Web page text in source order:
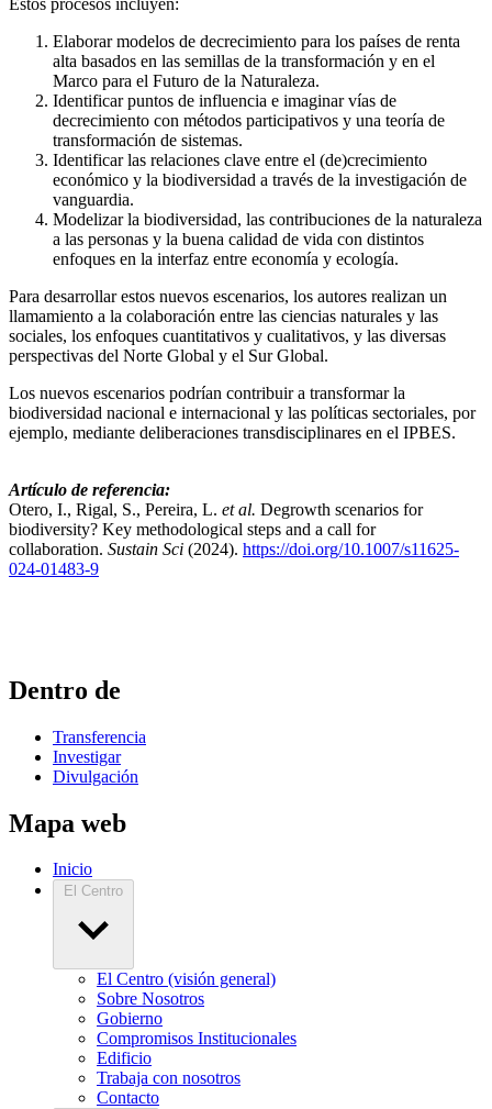
Elaborar modelos de decrecimiento para los países de renta
alta basados en las semillas de la transformación y en el
Marco para el Futuro de la Naturaleza.
Identificar puntos de influencia e imaginar vías de
decrecimiento con métodos participativos y una teoría de
transformación de sistemas.
Identificar las relaciones clave entre el (de)crecimiento
económico y la biodiversidad a través de la investigación de
vanguardia.
Modelizar la biodiversidad, las contribuciones de la naturaleza
a las personas y la buena calidad de vida con distintos
enfoques en la interfaz entre economía y ecología.
Para desarrollar estos nuevos escenarios, los autores realizan un
llamamiento a la colaboración entre las ciencias naturales y las
sociales, los enfoques cuantitativos y cualitativos, y las diversas
perspectivas del Norte Global y el Sur Global.
Los nuevos escenarios podrían contribuir a transformar la
biodiversidad nacional e internacional y las políticas sectoriales, por
ejemplo, mediante deliberaciones transdisciplinares en el IPBES.
Artículo de referencia:
Otero, I., Rigal, S., Pereira, L. et al. Degrowth scenarios for
biodiversity? Key methodological steps and a call for
collaboration. Sustain Sci (2024). https://doi.org/10.1007/s11625-
024-01483-9
Dentro de
Transferencia
Investigar
Divulgación
Mapa web
Inicio
El Centro
El Centro (visión general)
Sobre Nosotros
Gobierno
Compromisos Institucionales
Edificio
Trabaja con nosotros
Contacto